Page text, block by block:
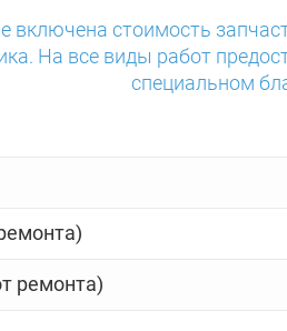
включена стоимость
На все виды работ
специальном
ремонта)